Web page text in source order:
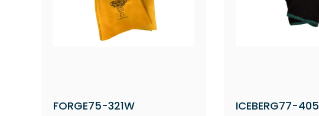
FORGE75-321W ICEBERG77-405